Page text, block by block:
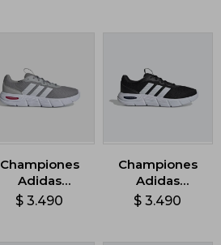
Championes
Adidas
Cloudfoam
$ 3.490
Championes
Adidas
Cloudfoam
$ 3.490